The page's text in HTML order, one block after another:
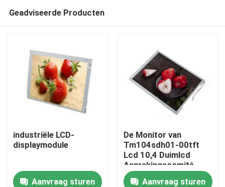
Geadviseerde Producten
industriële LCD-
displaymodule
Aanvraag sturen
De Monitor van
Tm104sdh01-00tft
Lcd 10,4 Duimlcd
Aanrakingscomité
400cd/M2 Helderheid
Aanvraag sturen